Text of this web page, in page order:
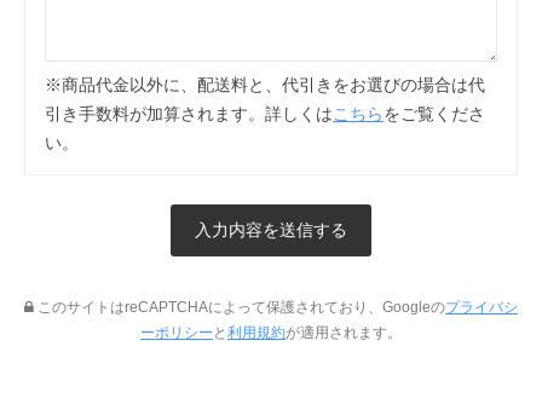
※商品代金以外に、配送料と、代引きをお選びの場合は代
引き手数料が加算されます。詳しくは こちら をご覧くださ
い。
このサイトはreCAPTCHAによって保護されており、Googleのプライバシ
ーポリシー と 利用規約が適用されます。